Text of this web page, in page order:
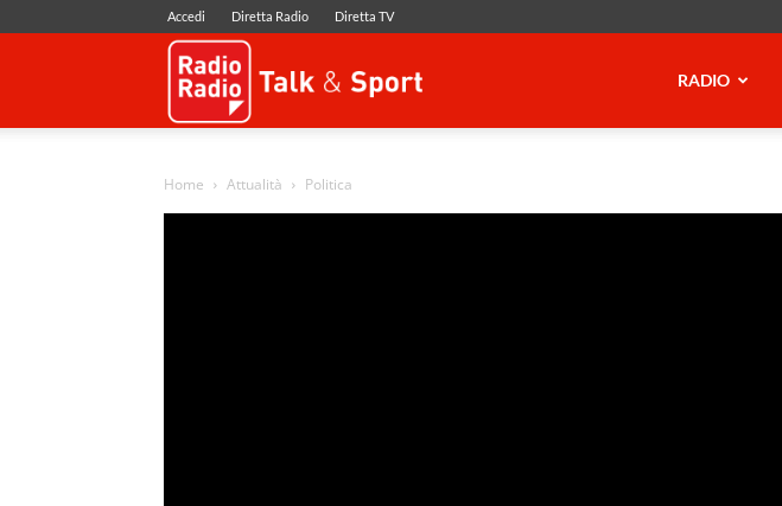
Accedi Diretta Radio Diretta TV
RADIO
Home Attualità Politica